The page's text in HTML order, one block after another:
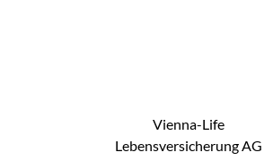
Vienna-Life
Lebensversicherung AG